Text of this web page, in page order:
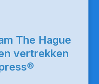
The Hague
vertrekken